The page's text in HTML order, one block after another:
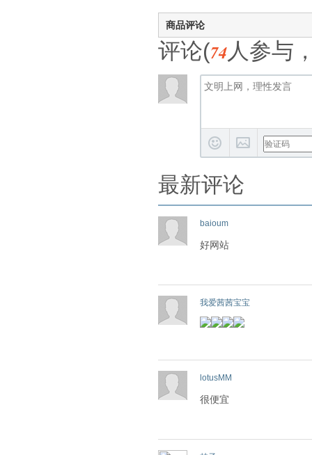
商品评论
评论(74人参与
最新评论
baioum
好网站
我爱茜茜宝宝
lotusMM
很便宜